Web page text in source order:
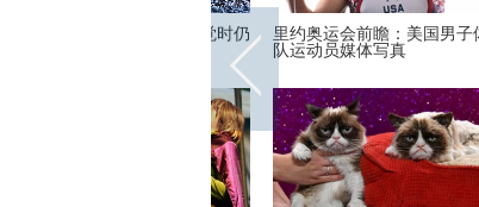
里约奥运会前瞻：美国男子体操
队运动员媒体写真